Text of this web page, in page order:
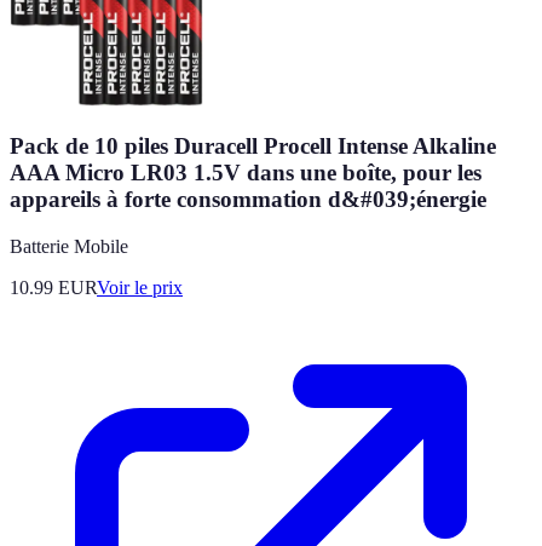
Pack de 10 piles Duracell Procell Intense Alkaline
AAA Micro LR03 1.5V dans une boîte, pour les
appareils à forte consommation d&#039;énergie
Batterie Mobile
10.99 EURVoir le prix